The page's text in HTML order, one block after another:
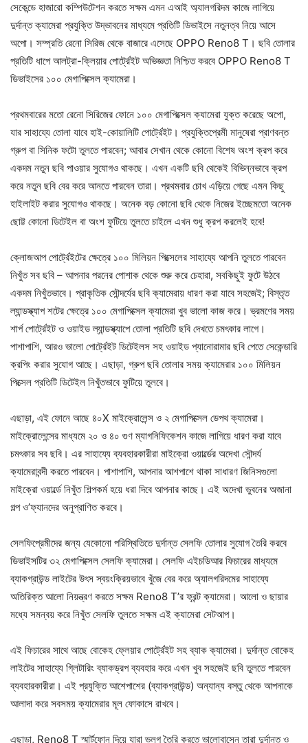
সেকেন্ডে হাজারো কম্পিউটেশন করতে সক্ষম এমন এআই অ্যালগরিদম কাজে লাগিয়ে
দুর্দান্ত ক্যামেরা প্রযুক্তি উদ্ভাবনের মাধ্যমে প্রতিটি ডিভাইসে নতুনত্ব নিয়ে আসে
অপো। সম্প্রতি রেনো সিরিজ থেকে বাজারে এসেছে OPPO Reno8 T। ছবি তোলার
প্রতিটি ধাপে আলট্রা-ক্লিয়ার পোর্ট্রেইট অভিজ্ঞতা নিশ্চিত করবে OPPO Reno8 T
ডিভাইসের ১০০ মেগাপিক্সেল ক্যামেরা।
প্রথমবারের মতো রেনো সিরিজের ফোনে ১০০ মেগাপিক্সেল ক্যামেরা যুক্ত করেছে অপো,
যার সাহায্যে তোলা যাবে হাই-কোয়ালিটি পোর্ট্রেইট। প্রযুক্তিপ্রেমী মানুষেরা প্রাণবন্ত
গ্রুপ বা সিনিক ফটো তুলতে পারবেন; আবার সেখান থেকে কোনো বিশেষ অংশ ক্রপ করে
একদম নতুন ছবি পাওয়ার সুযোগও থাকছে। এখন একটি ছবি থেকেই বিভিন্নভাবে ক্রপ
করে নতুন ছবি বের করে আনতে পারবেন তারা। প্রথমবার চোখ এড়িয়ে গেছে এমন কিছু
হাইলাইট করার সুযোগও থাকছে। অনেক বড় কোনো ছবি থেকে নিজের ইচ্ছেমতো অনেক
ছোট্ট কোনো ডিটেইল বা অংশ ফুটিয়ে তুলতে চাইলে এখন শুধু ক্রপ করলেই হবে!
ক্লোজআপ পোর্ট্রেইটের ক্ষেত্রে ১০০ মিলিয়ন পিক্সেলের সাহায্যে আপনি তুলতে পারবেন
নিখুঁত সব ছবি – আপনার পরনের পোশাক থেকে শুরু করে চেহারা, সবকিছুই ফুটে উঠবে
একদম নিখুঁতভাবে। প্রাকৃতিক সৌন্দর্যের ছবি ক্যামেরায় ধারণ করা যাবে সহজেই; বিস্তৃত
ল্যান্ডস্ক্যাপ শটের ক্ষেত্রে ১০০ মেগাপিক্সেল ক্যামেরা খুব ভালো কাজ করে। ভ্রমণের সময়
শার্প পোর্ট্রেইট ও ওয়াইড ল্যান্ডস্ক্যাপে তোলা প্রতিটি ছবি দেখতে চমৎকার লাগে।
পাশাপাশি, আরও ভালো পোর্ট্রেইট ডিটেইলস সহ ওয়াইড প্যানোরামার ছবি পেতে সেকেন্ডারি
ক্রপিং করার সুযোগ আছে। এছাড়া, গ্রুপ ছবি তোলার সময় ক্যামেরার ১০০ মিলিয়ন
পিক্সেল প্রতিটি ডিটেইল নিখুঁতভাবে ফুটিয়ে তুলবে।
এছাড়া, এই ফোনে আছে ৪০X মাইক্রোলেন্স ও ২ মেগাপিক্সেল ডেপথ ক্যামেরা।
মাইক্রোলেন্সের মাধ্যমে ২০ ও ৪০ গুণ ম্যাগনিফিকেশন কাজে লাগিয়ে ধারণ করা যাবে
চমৎকার সব ছবি। এর সাহায্যে ব্যবহারকারীরা মাইক্রো ওয়ার্ল্ডের অদেখা সৌন্দর্য
ক্যামেরাবন্দী করতে পারবেন। পাশাপাশি, আপনার আশপাশে থাকা সাধারণ জিনিসগুলো
মাইক্রো ওয়ার্ল্ডে নিখুঁত শিল্পকর্ম হয়ে ধরা দিবে আপনার কাছে। এই অদেখা ভুবনের অজানা
গল্প ও’ফ্যানদের অনুপ্রাণিত করবে।
সেলফিপ্রেমীদের জন্য যেকোনো পরিস্থিতিতে দুর্দান্ত সেলফি তোলার সুযোগ তৈরি করবে
ডিভাইসটির ৩২ মেগাপিক্সেল সেলফি ক্যামেরা। সেলফি এইচডিআর ফিচারের মাধ্যমে
ব্যাকগ্রাউন্ড লাইটের উৎস স্বয়ংক্রিয়ভাবে খুঁজে বের করে অ্যালগরিদমের সাহায্যে
অতিরিক্ত আলো নিয়ন্ত্রণ করতে সক্ষম Reno8 T’র ফ্রন্ট ক্যামেরা। আলো ও ছায়ার
মধ্যে সমন্বয় করে নিখুঁত সেলফি তুলতে সক্ষম এই ক্যামেরা সেটআপ।
এই ফিচারের সাথে আছে বোকেহ ফ্লেয়ার পোর্ট্রেইট সহ ব্যাক ক্যামেরা। দুর্দান্ত বোকেহ
লাইটের সাহায্যে গ্লিটারিং ব্যাকড্রপ ব্যবহার করে এখন খুব সহজেই ছবি তুলতে পারবেন
ব্যবহারকারীরা। এই প্রযুক্তি আশেপাশের (ব্যাকগ্রাউন্ড) অন্যান্য বস্তু থেকে আপনাকে
আলাদা করে সবসময় ক্যামেরার মূল ফোকাসে রাখবে।
এছাড়া, Reno8 T স্মার্টফোন দিয়ে যারা ভ্লগ তৈরি করতে ভালোবাসেন তারা দুর্দান্ত ও